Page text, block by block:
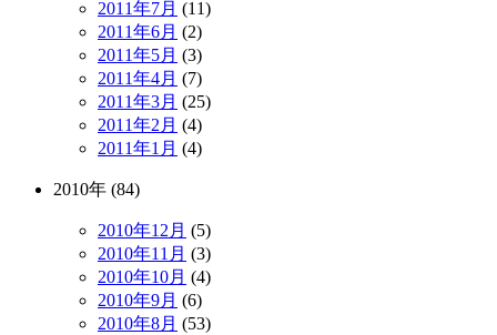
2011年7月 (11)
2011年6月 (2)
2011年5月 (3)
2011年4月 (7)
2011年3月 (25)
2011年2月 (4)
2011年1月 (4)
2010年 (84)
2010年12月 (5)
2010年11月 (3)
2010年10月 (4)
2010年9月 (6)
2010年8月 (53)